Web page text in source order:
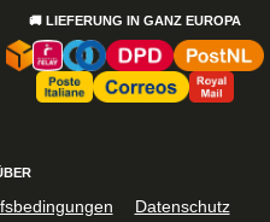
🚚 LIEFERUNG IN GANZ EUROPA
Datenschutz